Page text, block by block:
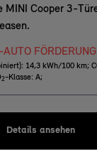
MINI Cooper 3-
14,3 kWh/100 km;
2 -Klasse: A;
Details ansehen